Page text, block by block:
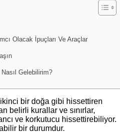
Olacak İpuçları Ve Araçlar
Gelebilirim?
bir doğa gibi hissettiren
belirli kurallar ve sınırlar,
ve korkutucu hissettirebiliyor.
bir durumdur.